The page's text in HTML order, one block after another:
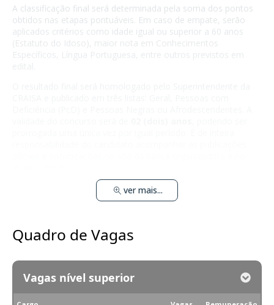
A classificação final será determinada pela soma dos pontos
obtidos nas etapas pontuáveis. Em caso de empate, serão
aplicados critérios como idade igual ou superior a 60 anos
(Estatuto do Idoso), maior nota em Conhecimentos
ver mais...
Quadro de Vagas
Vagas nível superior